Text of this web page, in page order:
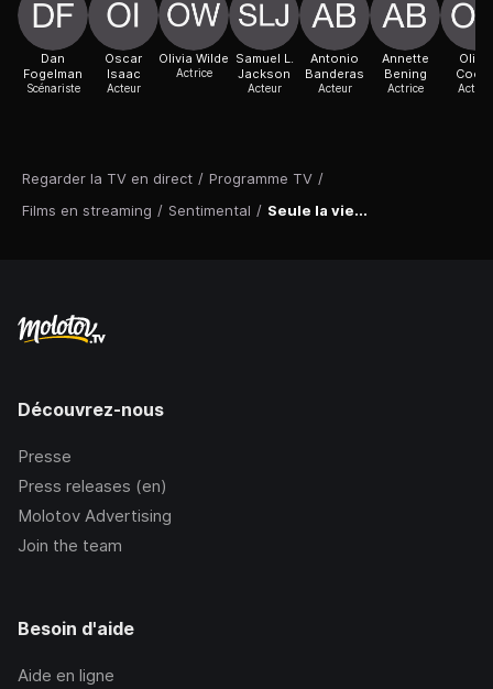
Regarder la TV en direct / Programme TV /
Films en streaming / Sentimental / Seule la vie...
Dan
Fogelman
Scénariste
Oscar
Isaac
Acteur
Olivia Wilde
Actrice
Samuel L.
Jackson
Acteur
Antonio
Banderas
Acteur
Annette
Bening
Actrice
Olivia
Actrice
Découvrez-nous
Presse
Press releases (en)
Molotov Advertising
Join the team
Besoin d'aide
Aide en ligne